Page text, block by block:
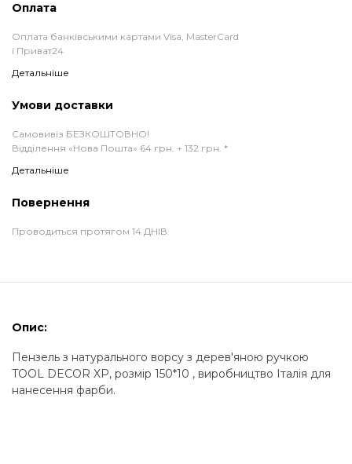
Оплата
Оплата банківськими картами Visa, MasterCard
і Приват24
Детальніше
Умови доставки
Самовивіз БЕЗКОШТОВНО!
Відділення «Нова Пошта» 64 грн. + 132 грн. *
Детальніше
Повернення
Проводиться протягом 14 ДНІВ.
Опис:
Пензель з натурального ворсу з дерев'яною ручкою
TOOL DECOR XP, розмір 150*10 , виробництво Італія для
нанесення фарби.